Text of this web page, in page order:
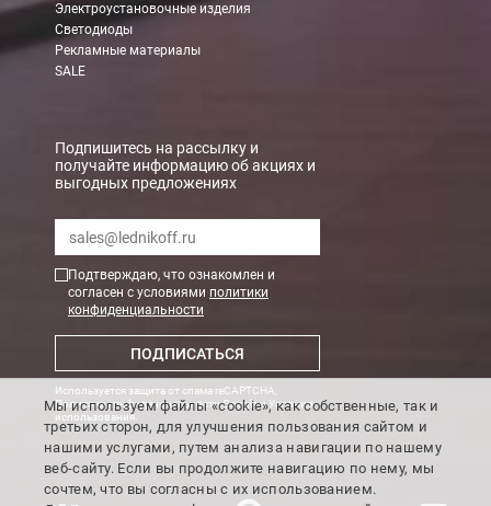
При заказе менее 7000 руб. стоимость доставки 750 руб. +
В Санкт-Петербурге
При заказе менее 7000 руб. стоимость доставки
Мы можем доставить ваши заказы сервисом компании
Транспортные компании
Доставка до ТК от 7000 руб. БЕСПЛАТНО.
При заказе менее 7000 руб. стоимость доставки до ТК 750 руб.
Стоимость доставки ТК до Вашего пункта назначения Вы
Подробнее обоплате и доставке
Электроустановочные изделия
Светодиоды
Рекламные материалы
SALE
Подпишитесь на рассылку и
получайте информацию об акциях и
выгодных предложениях
Подтверждаю, что ознакомлен и
согласен с условиями политики
конфиденциальности
ПОДПИСАТЬСЯ
Используется защита от спама reCAPTCHA,
Политика конфиденциальности GoogleиУсловия
использования
Мы используем файлы «cookie», как собственные, так и
третьих сторон, для улучшения пользования сайтом и
нашими услугами, путем анализа навигации по нашему
веб-сайту. Если вы продолжите навигацию по нему, мы
сочтем, что вы согласны с их использованием.